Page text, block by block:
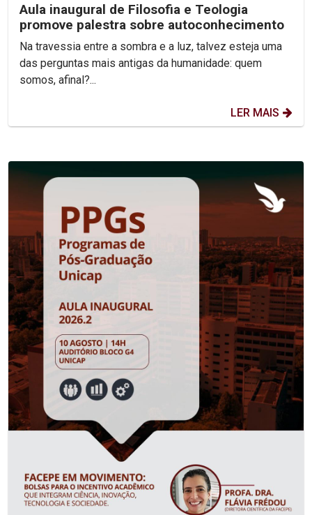
Aula inaugural de Filosofia e Teologia
promove palestra sobre autoconhecimento
Na travessia entre a sombra e a luz, talvez esteja uma
das perguntas mais antigas da humanidade: quem
somos, afinal?...
LER MAIS